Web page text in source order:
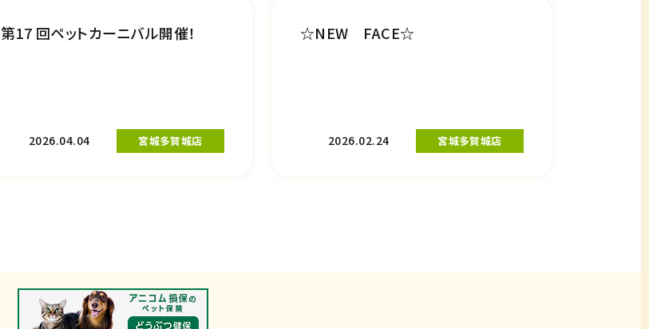
第17 回ペットカーニバル開催！
2026.04.04 宮城多賀城店
☆NEW FACE☆
2026.02.24 宮城多賀城店